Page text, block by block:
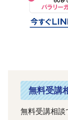
無料受講
無料受講相談